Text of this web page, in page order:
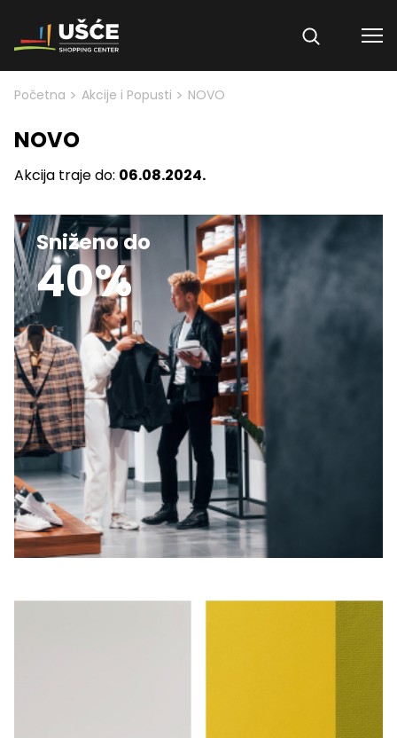
Skip to content
Početna > Akcije i Popusti > NOVO
NOVO
Akcija traje do: 06.08.2024.
Sniženo do
40%